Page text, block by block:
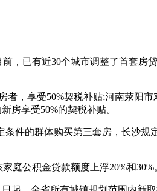
已有近30个城市调整了首套房
，享受50%契税补贴;河南荥阳市
房享受50%的契税补贴。
的群体购买第三套房，长沙规
公积金贷款额度上浮20%和30%